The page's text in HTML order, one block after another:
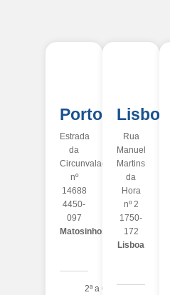
Porto
Estrada
da
Circunvalação
nº
14688
4450-
097
Matosinhos
2ª a 6ª
Lisboa
Rua
Manuel
Martins
da
Hora
nº 2
1750-
172
Lisboa